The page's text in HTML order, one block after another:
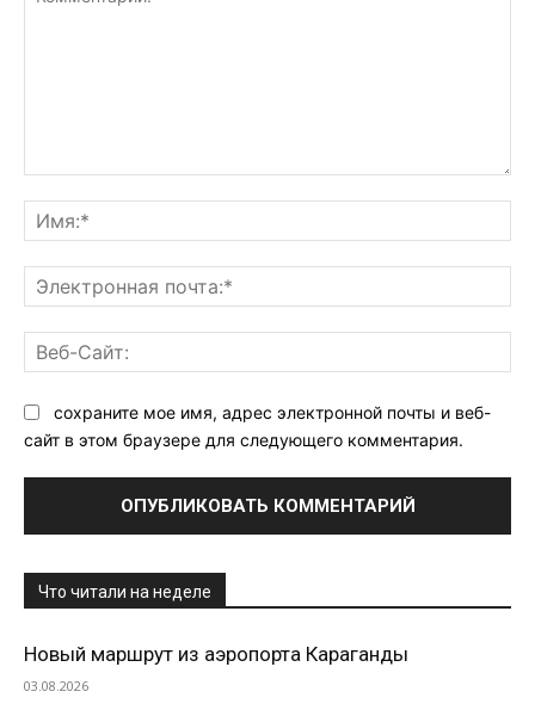
сохраните мое имя, адрес электронной почты и веб-
сайт в этом браузере для следующего комментария.
Что читали на неделе
Новый маршрут из аэропорта Караганды
03.08.2026